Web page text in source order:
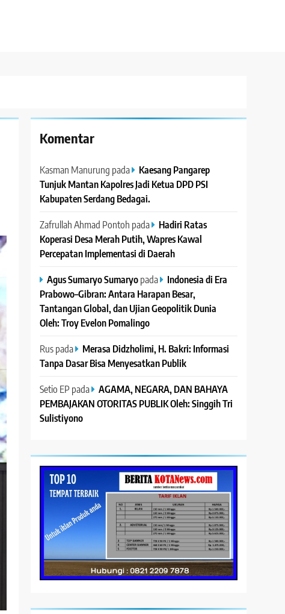
Komentar
Kasman Manurung pada
Kaesang Pangarep
Tunjuk Mantan Kapolres Jadi Ketua DPD PSI
Kabupaten Serdang Bedagai. ‎ ‎
Zafrullah Ahmad Pontoh pada
Hadiri Ratas
Koperasi Desa Merah Putih, Wapres Kawal
Percepatan Implementasi di Daerah
Agus Sumaryo Sumaryopada
Indonesia di Era
Prabowo–Gibran: Antara Harapan Besar,
Tantangan Global, dan Ujian Geopolitik Dunia
Oleh: Troy Evelon Pomalingo
Ruspada
Merasa Didzholimi, H. Bakri: Informasi
Tanpa Dasar Bisa Menyesatkan Publik
Setio EP pada AGAMA, NEGARA, DAN BAHAYA
PEMBAJAKAN OTORITAS PUBLIK Oleh: Singgih Tri
Sulistiyono